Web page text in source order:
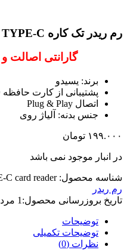
رم ریدر تک کاره Yesido GS19 OTG TYPE-C
گارانتی اصالت
برند: یسیدو
پشتیبانی از کارت حافظه MicroSD
اتصال Plug & Play
جنس بدنه: آلیاژ روی
۱۹۹.۰۰۰ تومان
در انبار موجود نمی باشد
شناسه محصول:C card reader
رم ریدر
تاریخ بروزرسانی محصول: 1 مرداد 1402
توضیحات
توضیحات تکمیلی
نظرات (0)